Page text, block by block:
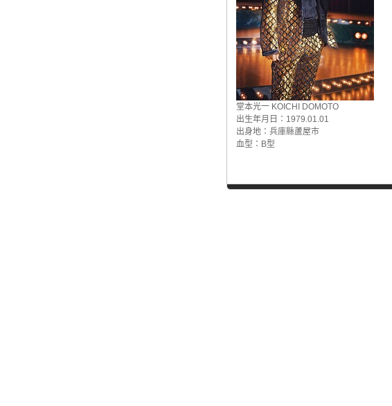
堂本光一 KOICHI DOMOTO
出生年月日：1979.01.01
出身地：兵庫縣蘆屋市
血型：B型